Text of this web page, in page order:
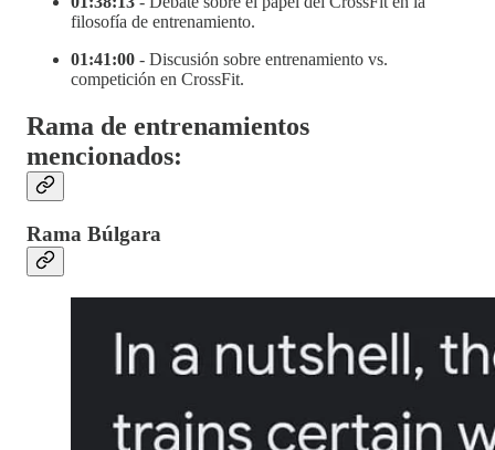
filosofía de entrenamiento.
01:41:00 - Discusión sobre entrenamiento vs.
competición en CrossFit.
Rama de entrenamientos
mencionados:
Rama Búlgara